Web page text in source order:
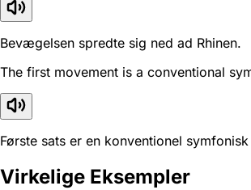
Bevægelsen spredte sig ned ad Rhinen.
The first movement is a conventional
Første sats er en konventionel
Virkelige Eksempler